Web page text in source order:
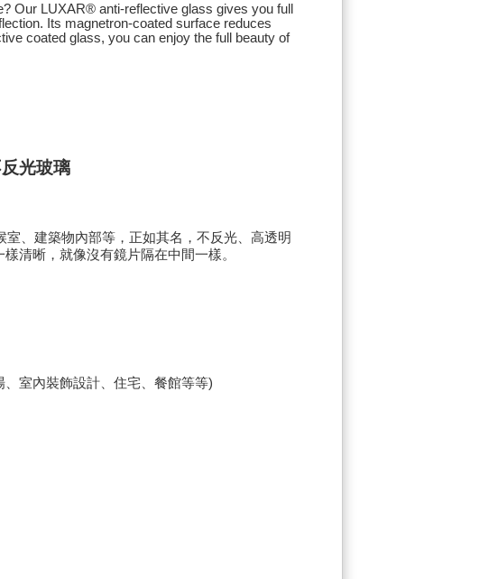
Our LUXAR® anti-reflective glass gives you full
Its magnetron-coated surface reduces
coated glass, you can enjoy the full beauty of
光玻璃
、建築物內部等，正如其名，不反光、高透明
清晰，就像沒有鏡片隔在中間一樣。
室內裝飾設計、住宅、餐館等等)